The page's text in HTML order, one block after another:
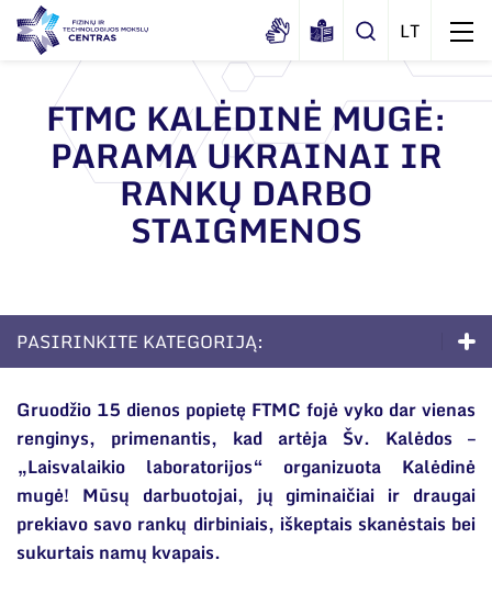
Apie mus
Dokumentai
Sertifikatai ir akreditavimo pažymėjimai
Korupcijos prevencija
Duomenų apsauga
Darbuotojams
Nuorodos
Narystė nacionalinėse ir tarptautinėse
organizacijose bei asociacijose
FTMC KALĖDINĖ MUGĖ:
PARAMA UKRAINAI IR
RANKŲ DARBO
STAIGMENOS
PASIRINKITE KATEGORIJĄ:
Dokumentai
Sertifikatai ir akreditavimo pažymėjimai
Viešieji pirkimai
Gruodžio 15 dienos popietę FTMC fojė vyko dar vienas
renginys, primenantis, kad artėja Šv. Kalėdos –
„Laisvalaikio laboratorijos“ organizuota Kalėdinė
mugė! Mūsų darbuotojai, jų giminaičiai ir draugai
prekiavo savo rankų dirbiniais, iškeptais skanėstais bei
sukurtais namų kvapais.